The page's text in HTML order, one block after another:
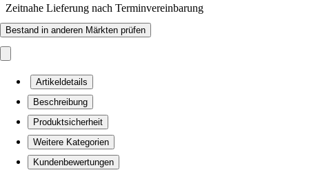
Zeitnahe Lieferung nach Terminvereinbarung
Bestand in anderen Märkten prüfen
Artikeldetails
Beschreibung
Produktsicherheit
Weitere Kategorien
Kundenbewertungen